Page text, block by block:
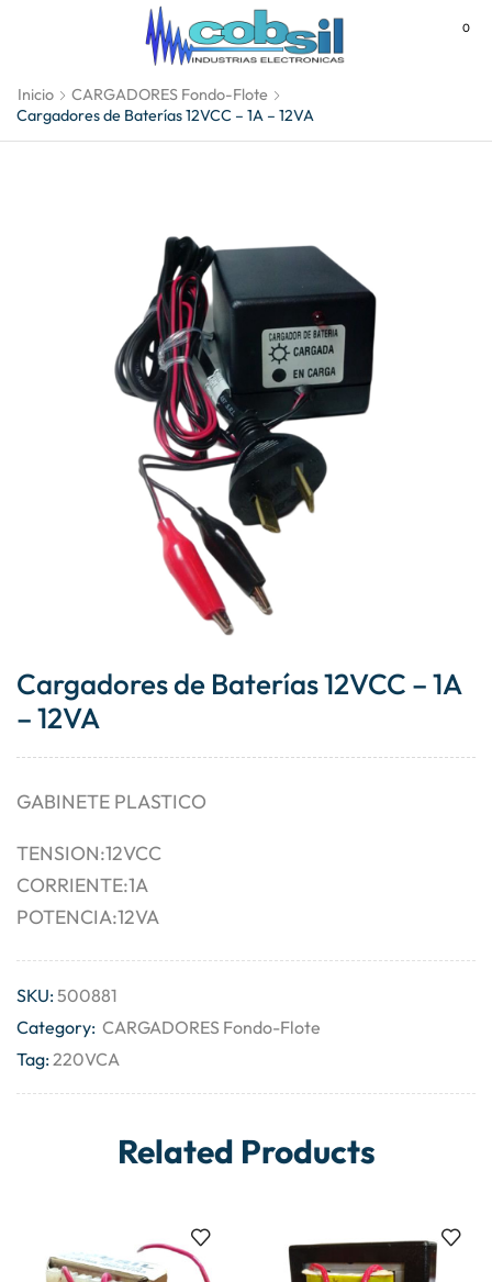
0
Inicio
CARGADORES Fondo-Flote
Cargadores de Baterías 12VCC – 1A – 12VA
Cargadores de Baterías 12VCC – 1A
– 12VA
GABINETE PLASTICO
TENSION:12VCC
CORRIENTE:1A
POTENCIA:12VA
SKU:500881
Category: CARGADORES Fondo-Flote
Tag:220VCA
Related Products